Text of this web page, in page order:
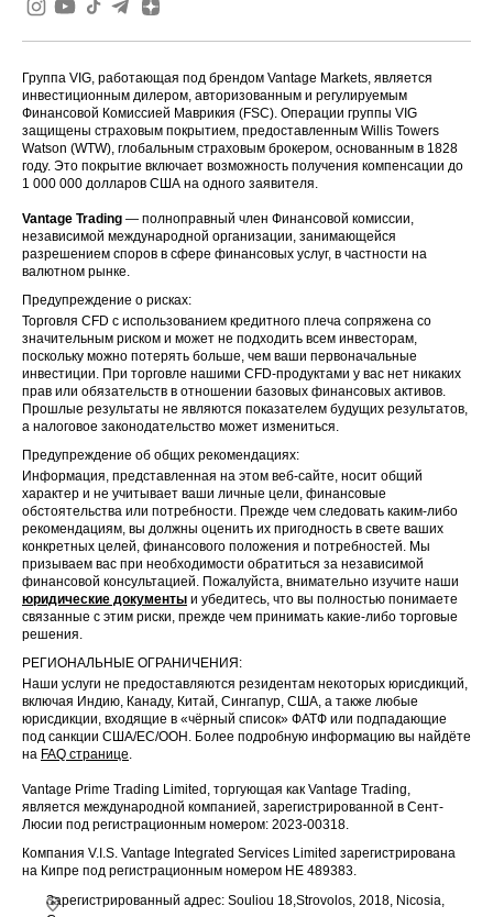
HK50
HK50ft
SPI200
CHINA50ft
USDX
VIX
SA40
TWINDEX
SGP20
BVSPX
HKTECH
IND50
CHINAH
SWI20
GOLD
Группа VIG, работающая под брендом Vantage Markets, является
инвестиционным дилером, авторизованным и регулируемым
Финансовой Комиссией Маврикия (FSC). Операции группы VIG
защищены страховым покрытием, предоставленным Willis Towers
Watson (WTW), глобальным страховым брокером, основанным в 1828
году. Это покрытие включает возможность получения компенсации до
1 000 000 долларов США на одного заявителя.
Vantage Trading — полноправный член Финансовой комиссии,
независимой международной организации, занимающейся
разрешением споров в сфере финансовых услуг, в частности на
валютном рынке.
Предупреждение о рисках:
Торговля CFD с использованием кредитного плеча сопряжена со
значительным риском и может не подходить всем инвесторам,
поскольку можно потерять больше, чем ваши первоначальные
инвестиции. При торговле нашими CFD-продуктами у вас нет никаких
прав или обязательств в отношении базовых финансовых активов.
Прошлые результаты не являются показателем будущих результатов,
а налоговое законодательство может измениться.
Предупреждение об общих рекомендациях:
Информация, представленная на этом веб-сайте, носит общий
характер и не учитывает ваши личные цели, финансовые
обстоятельства или потребности. Прежде чем следовать каким-либо
рекомендациям, вы должны оценить их пригодность в свете ваших
конкретных целей, финансового положения и потребностей. Мы
призываем вас при необходимости обратиться за независимой
финансовой консультацией. Пожалуйста, внимательно изучите наши
юридические документы и убедитесь, что вы полностью понимаете
связанные с этим риски, прежде чем принимать какие-либо торговые
решения.
РЕГИОНАЛЬНЫЕ ОГРАНИЧЕНИЯ:
Наши услуги не предоставляются резидентам некоторых юрисдикций,
включая Индию, Канаду, Китай, Сингапур, США, а также любые
юрисдикции, входящие в «чёрный список» ФАТФ или подпадающие
под санкции США/ЕС/ООН. Более подробную информацию вы найдёте
на FAQ странице.
Vantage Prime Trading Limited, торгующая как Vantage Trading,
является международной компанией, зарегистрированной в Сент-
Люсии под регистрационным номером: 2023-00318.
Компания V.I.S. Vantage Integrated Services Limited зарегистрирована
на Кипре под регистрационным номером HE 489383.
Зарегистрированный адрес: Souliou 18,Strovolos, 2018, Nicosia,